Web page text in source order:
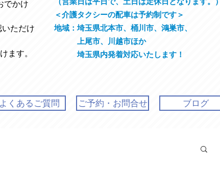
でかけ
いただけ
ます。
＜介護タクシーの配車は予約制です＞
地域：埼玉県北本市、桶川市、鴻巣市、
上尾市、川越市ほか
埼玉県内発着対応いたします！
よくあるご質問 ご予約・お問合せ ブログ